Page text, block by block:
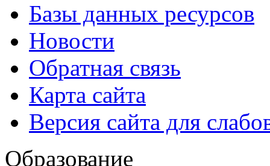
Базы данных ресурсов
Новости
Обратная связь
Карта сайта
Версия сайта для
Образование